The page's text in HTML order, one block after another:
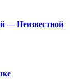
— Неизвестной